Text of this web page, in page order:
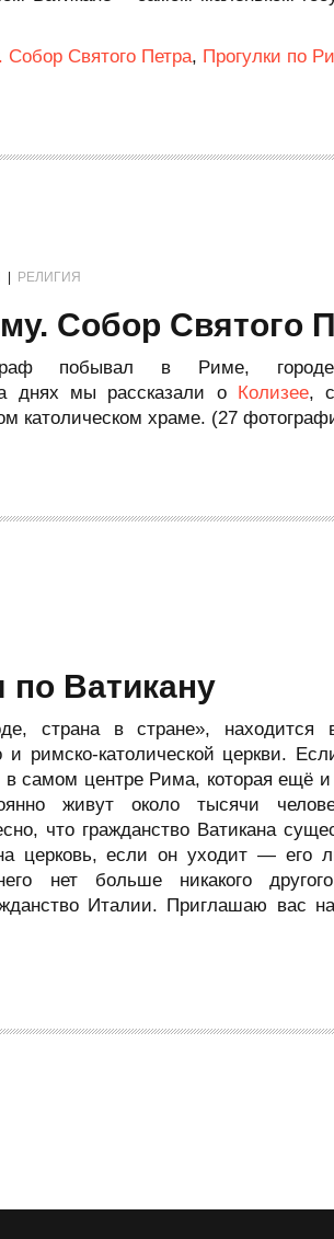
Собор Святого Петра, Прогулки по
РЕЛИГИЯ
Собор Святого
побывал в Риме,
днях мы рассказали о Колизее,
католическом храме. (27
по Ватикану
страна в стране»,
римско-католической церкви.
в самом центре Рима, которая ещё
живут около тысячи
что гражданство Ватикана
церковь, если он уходит — его
нет больше никакого
Италии. Приглашаю вас